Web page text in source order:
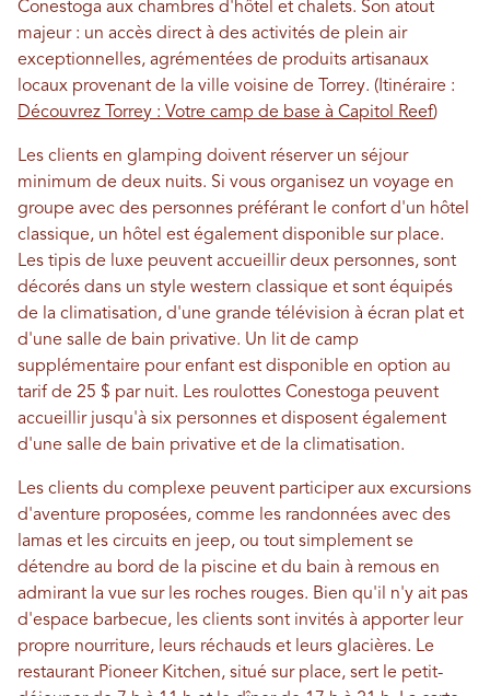
Conestoga aux chambres d'hôtel et chalets. Son atout
majeur : un accès direct à des activités de plein air
exceptionnelles, agrémentées de produits artisanaux
locaux provenant de la ville voisine de Torrey. (Itinéraire :
Découvrez Torrey : Votre camp de base à Capitol Reef)
Les clients en glamping doivent réserver un séjour
minimum de deux nuits. Si vous organisez un voyage en
groupe avec des personnes préférant le confort d'un hôtel
classique, un hôtel est également disponible sur place.
Les tipis de luxe peuvent accueillir deux personnes, sont
décorés dans un style western classique et sont équipés
de la climatisation, d'une grande télévision à écran plat et
d'une salle de bain privative. Un lit de camp
supplémentaire pour enfant est disponible en option au
tarif de 25 $ par nuit. Les roulottes Conestoga peuvent
accueillir jusqu'à six personnes et disposent également
d'une salle de bain privative et de la climatisation.
Les clients du complexe peuvent participer aux excursions
d'aventure proposées, comme les randonnées avec des
lamas et les circuits en jeep, ou tout simplement se
détendre au bord de la piscine et du bain à remous en
admirant la vue sur les roches rouges. Bien qu'il n'y ait pas
d'espace barbecue, les clients sont invités à apporter leur
propre nourriture, leurs réchauds et leurs glacières. Le
restaurant Pioneer Kitchen, situé sur place, sert le petit-